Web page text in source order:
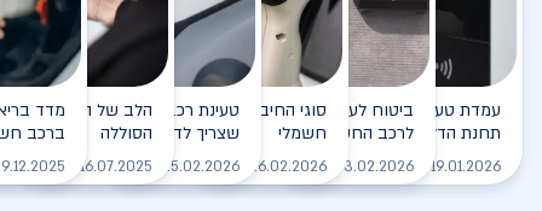
עמדת טעינה - הסוף של
תחנת הדלק?
19.01.2026 לקריאה
ביטוח לעמדת טעינה ביתית
לרכב החשמלי
03.02.2026 לקריאה
סוגי החיבורים לטעינת רכב
חשמלי
26.02.2026 לקריאה
טעינת רכב חשמלי - כל מה
שצריך לדעת
25.02.2026 לקריאה
הלב של הרכב
הסוללה
16.07.2025
ברכב